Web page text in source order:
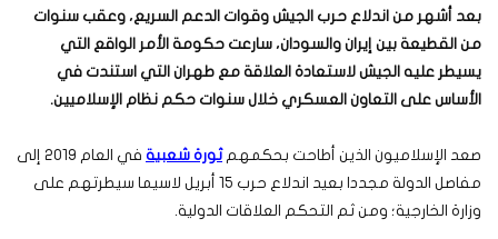
بعد أشهر من اندلاع حرب الجيش وقوات الدعم السريع، وعقب سنوات
من القطيعة بين إيران والسودان، سارعت حكومة الأمر الواقع التي
يسيطر عليه الجيش لاستعادة العلاقة مع طهران التي استندت في
الأساس على التعاون العسكري خلال سنوات حكم نظام الإسلاميين.
صعد الإسلاميون الذين أطاحت بحكمهمثورة شعبية
في العام 2019 إلى
مفاصل الدولة مجددا بعيد اندلاع حرب 15 أبريل لاسيما سيطرتهم على
وزارة الخارجية؛ ومن ثم التحكم العلاقات الدولية.